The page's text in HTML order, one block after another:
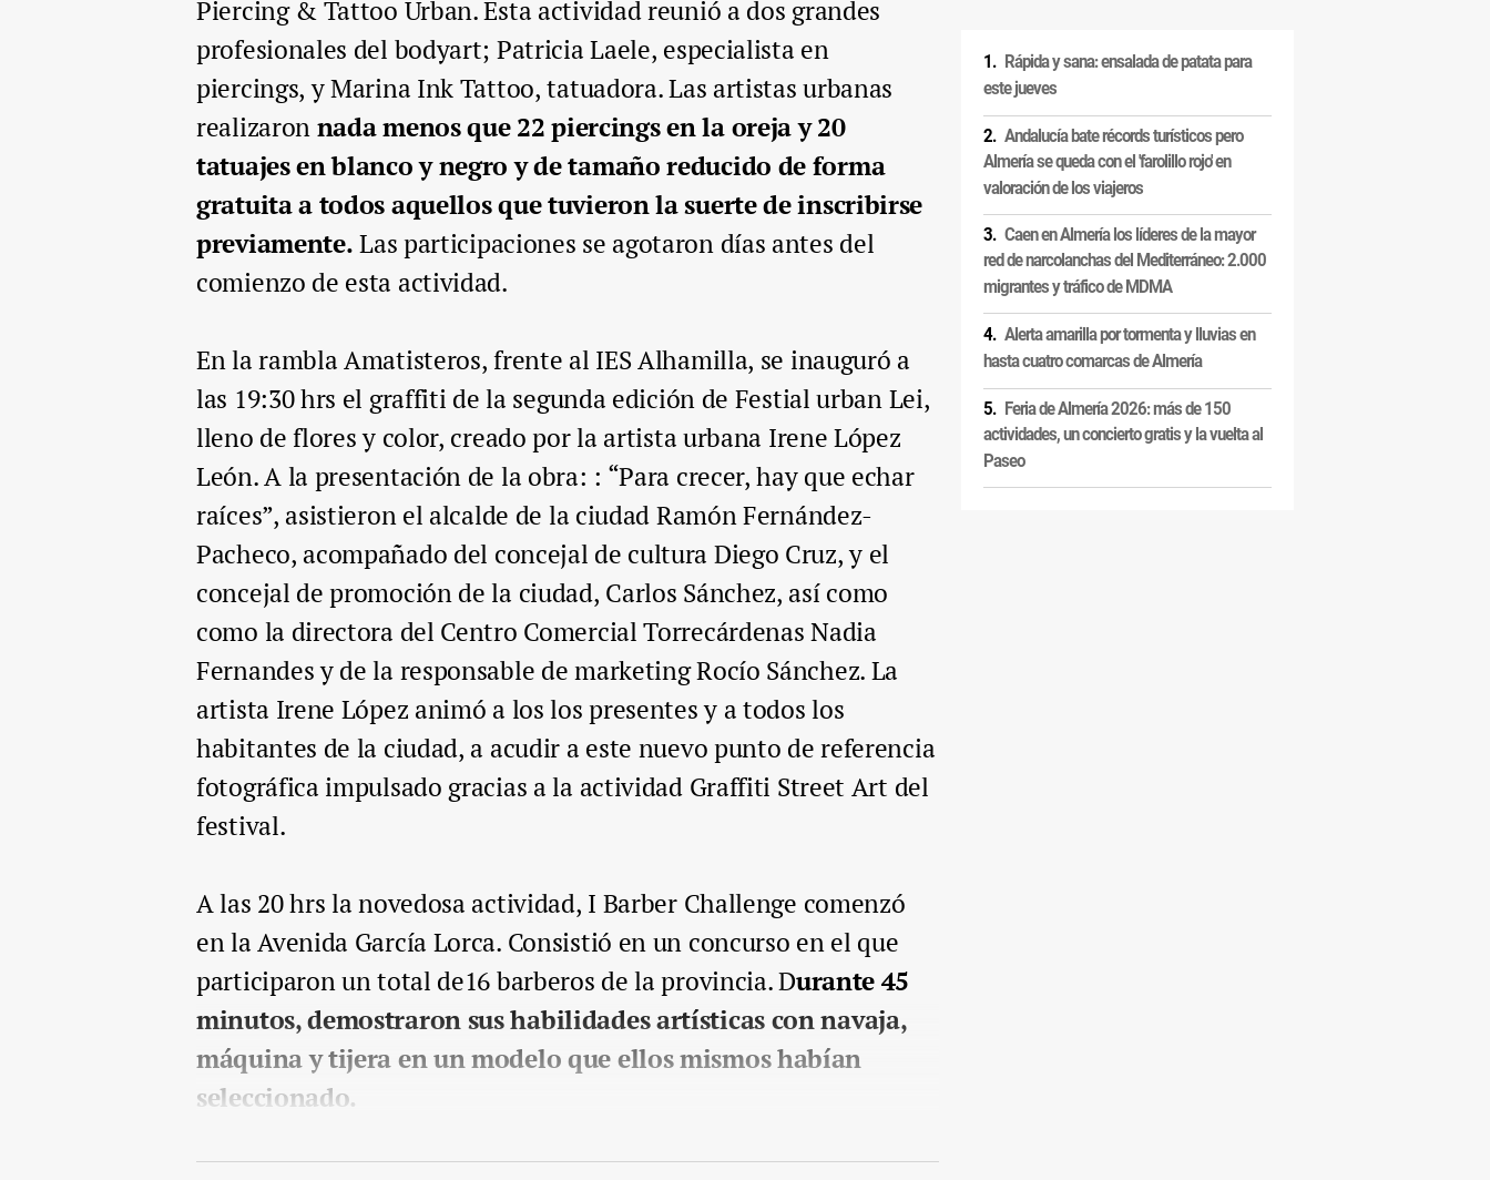
Piercing & Tattoo Urban. Esta actividad reunió a dos grandes
profesionales del bodyart; Patricia Laele, especialista en
piercings, y Marina Ink Tattoo, tatuadora. Las artistas urbanas
realizaronnada menos que 22 piercings en la oreja y 20
tatuajes en blanco y negro y de tamaño reducido de forma
gratuita a todos aquellos que tuvieron la suerte de inscribirse
previamente.Las participaciones se agotaron días antes del
comienzo de esta actividad.
En la rambla Amatisteros, frente al IES Alhamilla, se inauguró a
las 19:30 hrs el graffiti de la segunda edición de Festial urban Lei,
lleno de flores y color, creado por la artista urbana Irene López
León. A la presentación de la obra: : “Para crecer, hay que echar
raíces”, asistieron el alcalde de la ciudad Ramón Fernández-
Pacheco, acompañado del concejal de cultura Diego Cruz, y el
concejal de promoción de la ciudad, Carlos Sánchez, así como
como la directora del Centro Comercial Torrecárdenas Nadia
Fernandes y de la responsable de marketing Rocío Sánchez. La
artista Irene López animó a los los presentes y a todos los
habitantes de la ciudad, a acudir a este nuevo punto de referencia
fotográfica impulsado gracias a la actividad Graffiti Street Art del
festival.
A las 20 hrs la novedosa actividad, I Barber Challenge comenzó
en la Avenida García Lorca. Consistió en un concurso en el que
participaron un total de16 barberos de la provincia. Durante 45
minutos, demostraron sus habilidades artísticas con navaja,
máquina y tijera en un modelo que ellos mismos habían
seleccionado.
Rápida y sana: ensalada de patata para
este jueves
Andalucía bate récords turísticos pero
Almería se queda con el 'farolillo rojo' en
valoración de los viajeros
Caen en Almería los líderes de la mayor
red de narcolanchas del Mediterráneo: 2.000
migrantes y tráfico de MDMA
Alerta amarilla por tormenta y lluvias en
hasta cuatro comarcas de Almería
Feria de Almería 2026: más de 150
actividades, un concierto gratis y la vuelta al
Paseo